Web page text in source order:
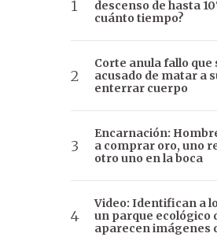
descenso de hasta
cuánto tiempo?
Corte anula fallo que
acusado de matar a
enterrar cuerpo
Encarnación:
a comprar oro, uno
otro uno en la boca
Video: Identifican a
un parque ecológico
aparecen imágenes